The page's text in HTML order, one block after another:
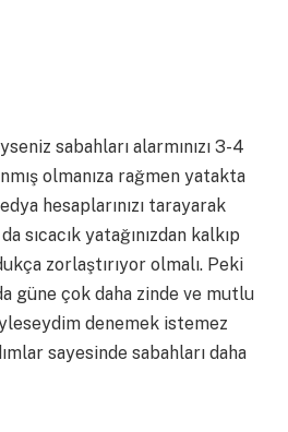
sabahları alarmınızı 3-4
olmanıza rağmen yatakta
hesaplarınızı tarayarak
sıcacık yatağınızdan kalkıp
zorlaştırıyor olmalı. Peki
güne çok daha zinde ve mutlu
denemek istemez
sayesinde sabahları daha